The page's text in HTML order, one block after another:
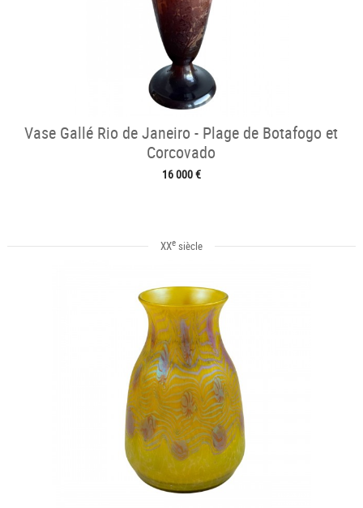
Vase Gallé Rio de Janeiro - Plage de Botafogo et
Corcovado
16 000 €
XXesiècle